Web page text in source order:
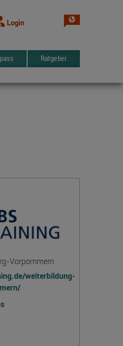
Login Sprache
Ratgeber
Vorpommern
weiterbildung-